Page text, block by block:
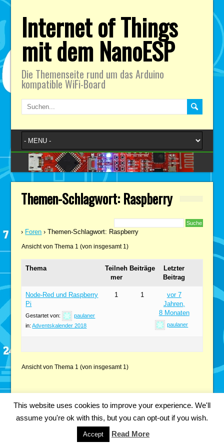
Internet of Things
mit dem NanoESP
Die Themenseite rund um das Arduino
kompatible WiFi-Board
Themen-Schlagwort: Raspberry
› Foren › Themen-Schlagwort: Raspberry
Ansicht von Thema 1 (von insgesamt 1)
Thema
Teilneh
mer
Beiträge
Letzter
Beitrag
Node-Red und Raspberry
Pi
Gestartet von:
paulaner
in:Adventskalender 2018
1 1
vor 7
Jahren,
8 Monaten
paulaner
Ansicht von Thema 1 (von insgesamt 1)
Copyright 2018 Fabian Kainka | All Rights Reserved.Impressum
Datenschutzerklärung
This website uses cookies to improve your experience. We'll
assume you're ok with this, but you can opt-out if you wish.
Accept Read More